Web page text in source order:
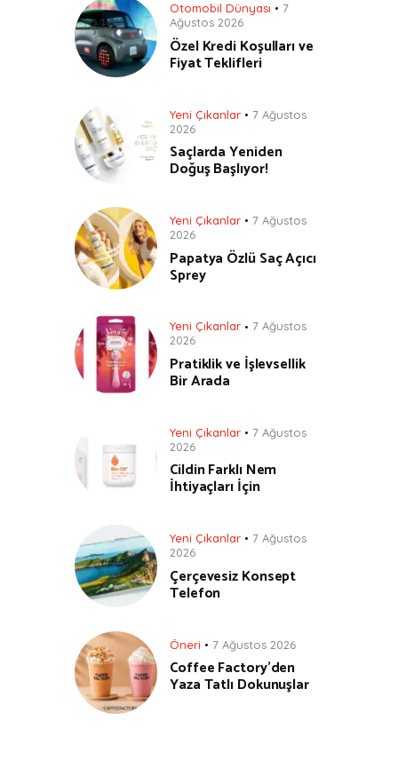
Otomobil Dünyası
7
Ağustos 2026
Özel Kredi Koşulları ve
Fiyat Teklifleri
Yeni Çıkanlar
7 Ağustos
2026
Saçlarda Yeniden
Doğuş Başlıyor!
Yeni Çıkanlar
7 Ağustos
2026
Papatya Özlü Saç Açıcı
Sprey
Yeni Çıkanlar
7 Ağustos
2026
Pratiklik ve İşlevsellik
Bir Arada
Yeni Çıkanlar
7 Ağustos
2026
Cildin Farklı Nem
İhtiyaçları İçin
Yeni Çıkanlar
7 Ağustos
2026
Çerçevesiz Konsept
Telefon
Öneri 7 Ağustos 2026
Coffee Factory’den
Yaza Tatlı Dokunuşlar